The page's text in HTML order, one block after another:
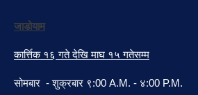
जाडोयाम
कार्त्तिक १६ गते देखि माघ १५ गतेसम्म
सोमबार - शुक्रबार ९:00 A.M. - ४:00 P.M.